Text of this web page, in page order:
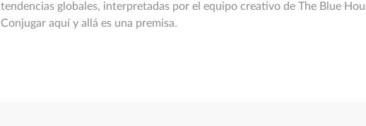
tendencias globales, interpretadas por el equipo creativo de The Blue
Conjugar aquí y allá es una premisa.